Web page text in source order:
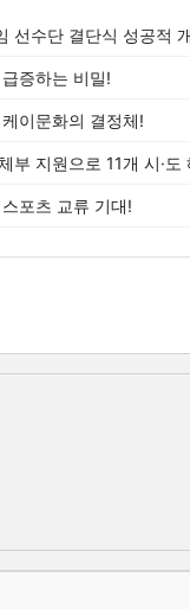
선수단 결단식 성공적
증하는 비밀!
이문화의 결정체!
부 지원으로 11개 시·도
포츠 교류 기대!